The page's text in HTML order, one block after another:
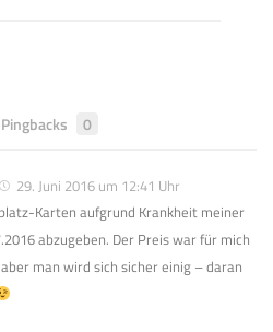
Pingbacks 0
29. Juni 2016 um 12:41 Uhr
Karten aufgrund Krankheit meiner
abzugeben. Der Preis war für mich
man wird sich sicher einig – daran